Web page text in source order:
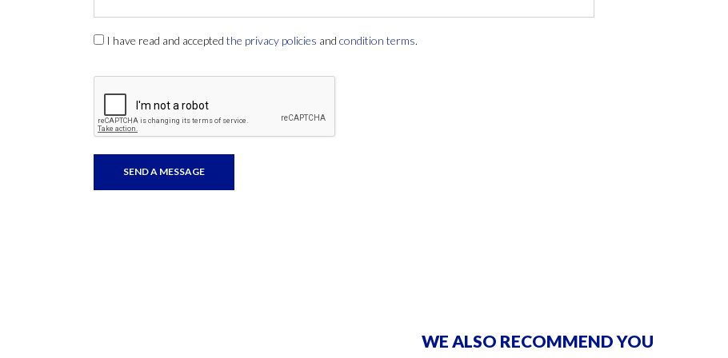
I have read and accepted the privacy policies and condition terms.
WE ALSO RECOMMEND YOU